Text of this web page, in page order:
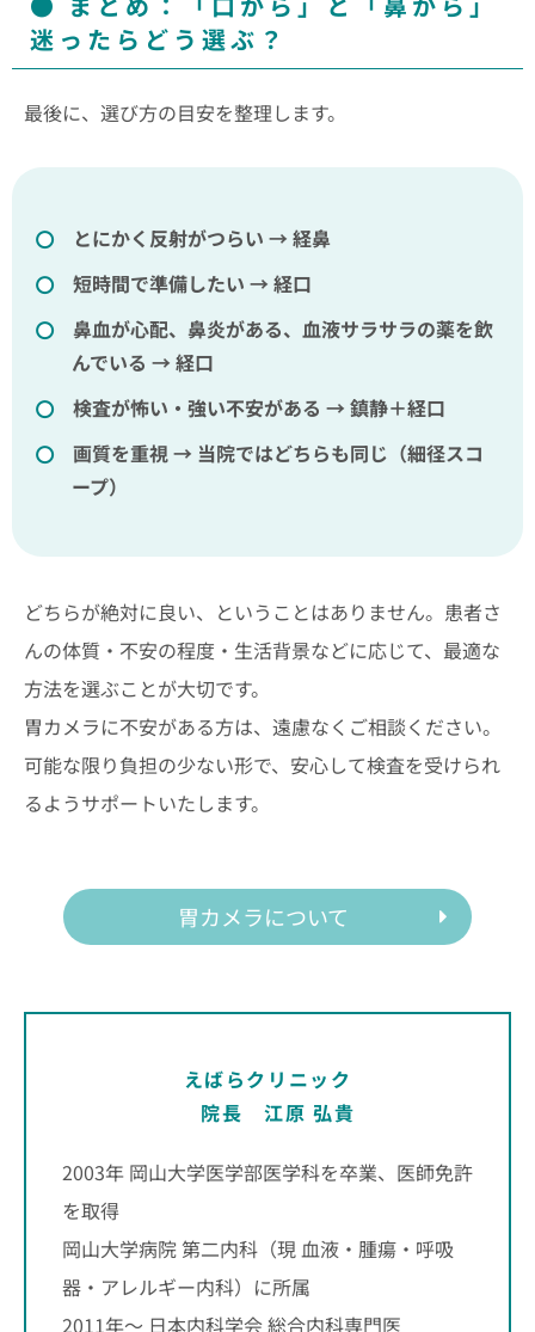
迷ったらどう選ぶ？
最後に、選び方の目安を整理します。
とにかく反射がつらい → 経鼻
短時間で準備したい → 経口
鼻血が心配、鼻炎がある、血液サラサラの薬を飲
んでいる → 経口
検査が怖い・強い不安がある → 鎮静＋経口
画質を重視 → 当院ではどちらも同じ（細径スコ
ープ）
どちらが絶対に良い、ということはありません。患者さ
んの体質・不安の程度・生活背景などに応じて、最適な
方法を選ぶことが大切です。
胃カメラに不安がある方は、遠慮なくご相談ください。
可能な限り負担の少ない形で、安心して検査を受けられ
るようサポートいたします。
胃カメラについて
えばらクリニック
院長 江原 弘貴
2003年 岡山大学医学部医学科を卒業、医師免許
を取得
岡山大学病院 第二内科（現 血液・腫瘍・呼吸
器・アレルギー内科）に所属
2011年～ 日本内科学会 総合内科専門医